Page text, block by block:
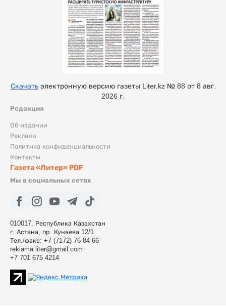
Редакция
Об издании
Реклама
Политика конфиденциальности
Контакты
Газета «Литер» PDF
Мы в социальных сетях
010017, Республика Казахстан
г. Астана, пр. Кунаева 12/1
Тел./факс: +7 (7172) 76 84 66
reklama.liter@gmail.com
+7 701 675 4214
Скачатьэлектронную версию газеты Liter.kz № 88 от 8 авг.
2026 г.